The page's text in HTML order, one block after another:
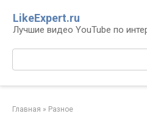
контенту
LikeExpert.ru
Лучшие видео YouTube по
Главная » Разное